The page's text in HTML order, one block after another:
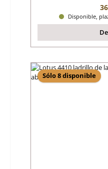
Disponible,
Sólo 8 disponible